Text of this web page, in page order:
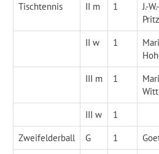
Tischtennis
II m 1
J.-
II w
1
III m
1
III w
1
Zweifelderball
G 1